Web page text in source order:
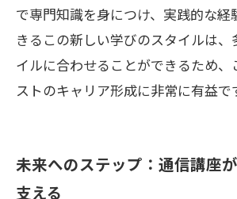
で専門知識を身につけ、実践的な経
きるこの新しい学びのスタイルは、
イルに合わせることができるため
ストのキャリア形成に非常に有益で
未来へのステップ：通信講座
支える